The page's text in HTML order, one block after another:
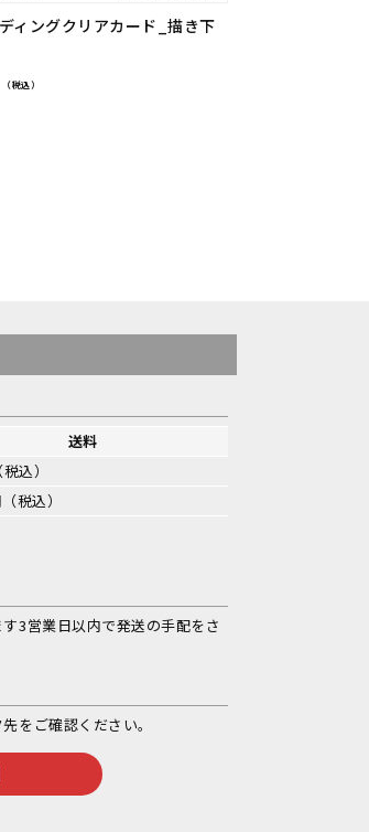
ィングクリアカード_描き下
（税込）
送料
込）
税込）
3営業日以内で発送の手配をさ
をご確認ください。